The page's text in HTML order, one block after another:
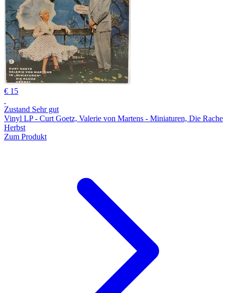
€ 15
Zustand Sehr gut
Vinyl LP - Curt Goetz, Valerie von Martens - Miniaturen, Die Rache
Herbst
Zum Produkt